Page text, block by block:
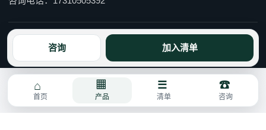
咨询 加入清单
京ICP备15055597号-1 京公网安备110114000490号
首页 产品 清单 咨询